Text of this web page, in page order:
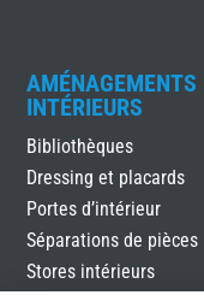
AMÉNAGEMENTS
INTÉRIEURS
Bibliothèques
Dressing et placards
Portes d’intérieur
Séparations de pièces
Stores intérieurs